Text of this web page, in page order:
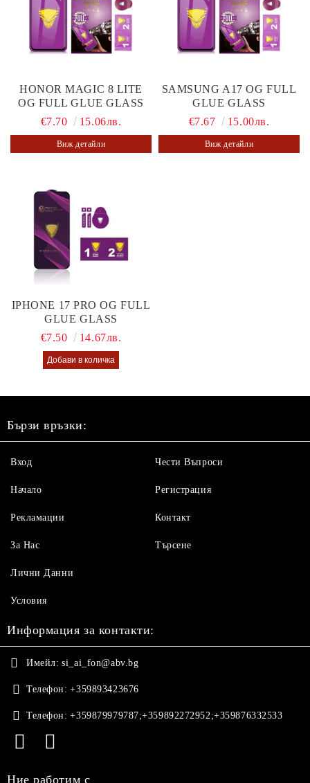
HONOR MAGIC 8 LITE
OG FULL GLUE GLASS
€7.70
15.06лв.
Виж детайли
SAMSUNG A17 OG FULL
GLUE GLASS
€7.67
15.00лв.
Виж детайли
IPHONE 17 PRO OG FULL
GLUE GLASS
€7.50
14.67лв.
Бързи връзки:
Вход
Начало
Рекламации
За Нас
Чести Въпроси
Регистрация
Контакт
Търсене
Лични Данни
Условия
Информация за контакти:
Имейл: si_ai_fon@abv.bg
Телефон: +359893423676
Телефон: +359879979787;+359892272952;+359876332533
Ние работим с